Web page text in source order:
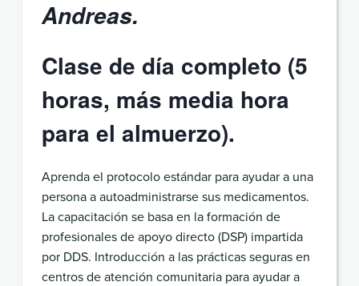
Andreas.
Clase de día completo (5
horas, más media hora
para el almuerzo).
Aprenda el protocolo estándar para ayudar a una
persona a autoadministrarse sus medicamentos.
La capacitación se basa en la formación de
profesionales de apoyo directo (DSP) impartida
por DDS. Introducción a las prácticas seguras en
centros de atención comunitaria para ayudar a